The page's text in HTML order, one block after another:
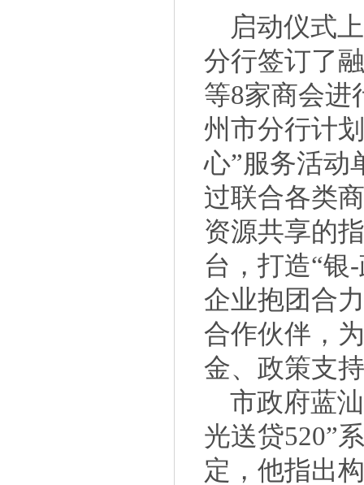
启动仪式上
分行签订了
等8家商会进
州市分行计
心”服务活动
过联合各类
资源共享的
台， 打造“银
企业抱团合
合作伙伴，
金、政策支
市政府蓝汕
光送贷520”
定，他指出